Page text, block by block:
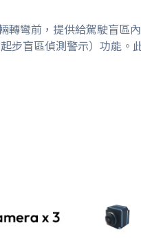
轉彎前，提供給駕駛盲區
步盲區偵測警示）功能。